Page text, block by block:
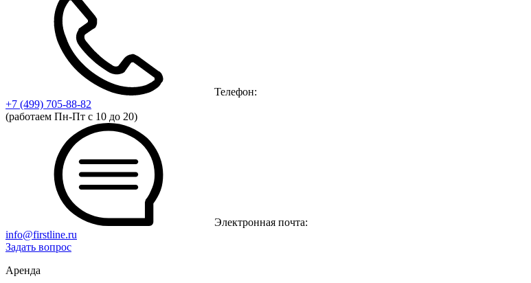
Телефон:
+7 (499) 705-88-82
(работаем Пн-Пт с 10 до 20)
Электронная почта:
info@firstline.ru
Задать вопрос
Аренда